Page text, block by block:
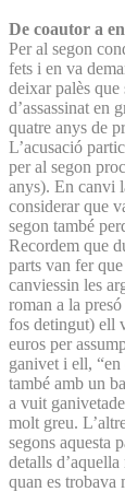
De coautor a
Per al segon
fets i en va
deixar palès
d’assassinat en
quatre anys de
L’acusació
per al segon
anys). En canvi
considerar que
segon també
Recordem que
parts van fer
canviessin les
roman a la
fos detingut) ell
euros per
ganivet i ell,
també amb un
a vuit
molt greu.
segons aquesta
detalls
quan es trobava